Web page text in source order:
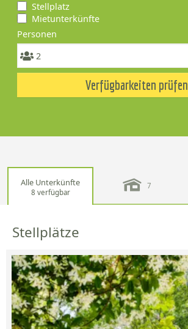
Stellplatz
Mietunterkünfte
Personen
Verfügbarkeiten prüfen
Alle Unterkünfte
8 verfügbar
7
Stellplätze